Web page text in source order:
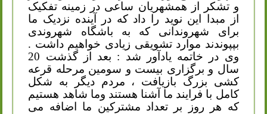
و تشکر از همشهریان ساعی در زمینه تفکیک
از مبدا این نوید را داد که در آینده نزدیک ما
برای شهروندانی که به باشگاه شهروندی
بپپوندند موارد تشویقی زیادی خواهیم داشت .
وی در خاتمه یادآور شد :
بعد از گذشت 20
سال و برگزاری بیست و سومین مرحله قرعه
کشی بزرگ بازیافت ، مردم دیگر به شکل
کامل با فرایند ما آشنا هستند وما شاهد هستیم
که هر روز بر تعداد مشترکین ما اضافه می